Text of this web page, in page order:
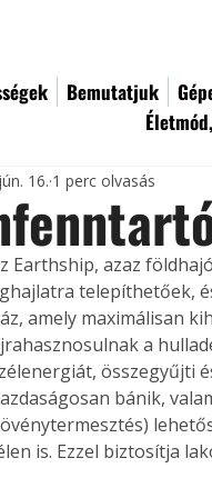
Bemutatjuk
16. 1 perc olvasás
Earthship, azaz
telepíthetőek,
amely maximálisan
a
összegyűjti
bánik,
is. Ezzel biztosítja